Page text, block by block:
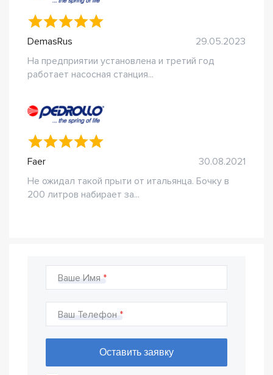
DemasRus
29.05.2023
На предприятии установлена и третий год
работает насосная станция...
Faer
30.08.2021
Не ожидал такой прыти от итальянца. Бочку в
200 литров набирает за...
Ваше Имя
Ваш Телефон